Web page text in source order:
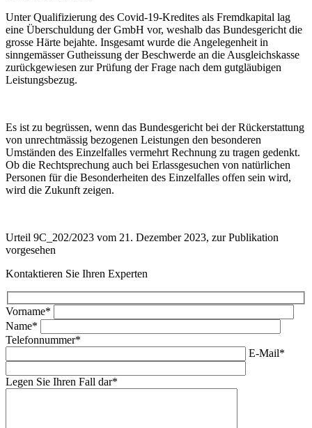
Unter Qualifizierung des Covid-19-Kredites als Fremdkapital lag
eine Überschuldung der GmbH vor, weshalb das Bundesgericht die
grosse Härte bejahte. Insgesamt wurde die Angelegenheit in
sinngemässer Gutheissung der Beschwerde an die Ausgleichskasse
zurückgewiesen zur Prüfung der Frage nach dem gutgläubigen
Leistungsbezug.
Es ist zu begrüssen, wenn das Bundesgericht bei der Rückerstattung
von unrechtmässig bezogenen Leistungen den besonderen
Umständen des Einzelfalles vermehrt Rechnung zu tragen gedenkt.
Ob die Rechtsprechung auch bei Erlassgesuchen von natürlichen
Personen für die Besonderheiten des Einzelfalles offen sein wird,
wird die Zukunft zeigen.
Urteil 9C_202/2023 vom 21. Dezember 2023, zur Publikation
vorgesehen
Kontaktieren Sie Ihren Experten
Vorname*
Name*
Telefonnummer*
E-Mail*
Legen Sie Ihren Fall dar*